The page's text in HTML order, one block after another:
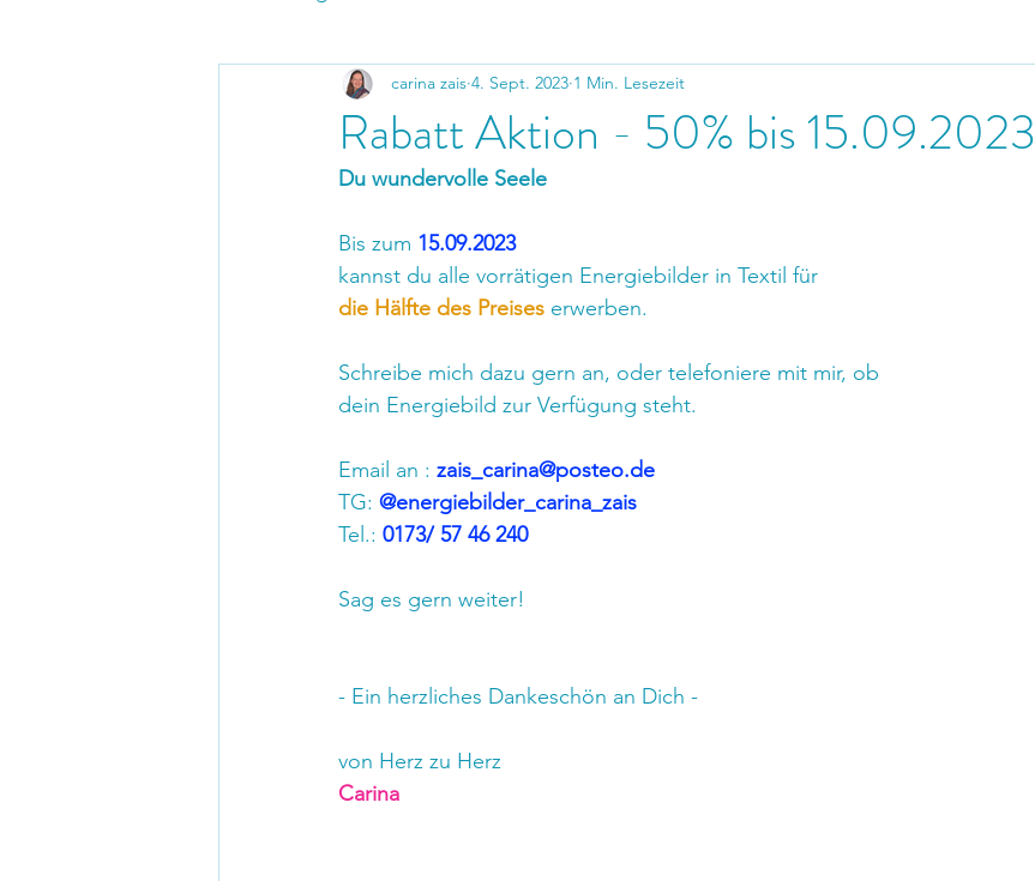
Rabatt Aktion - 50% bis 15.09.2023
carina zais 4. Sept. 2023 1 Min. Lesezeit
Du wundervolle Seele
Bis zum 15.09.2023
kannst du alle vorrätigen Energiebilder in Textil für
die Hälfte des Preises erwerben.
Schreibe mich dazu gern an, oder telefoniere mit mir, ob
dein Energiebild zur Verfügung steht.
Email an : zais_carina@posteo.de
TG: @energiebilder_carina_zais
Tel.: 0173/ 57 46 240
Sag es gern weiter!
- Ein herzliches Dankeschön an Dich -
von Herz zu Herz
Carina